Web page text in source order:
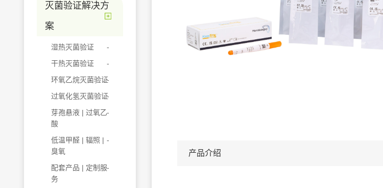
灭菌验证解决方
案
湿热灭菌验证
干热灭菌验证
环氧乙烷灭菌验证
过氧化氢灭菌验证
芽孢悬液 | 过氧乙
酸
低温甲醛 | 辐照 |
臭氧
配套产品 | 定制服
务
产品介绍